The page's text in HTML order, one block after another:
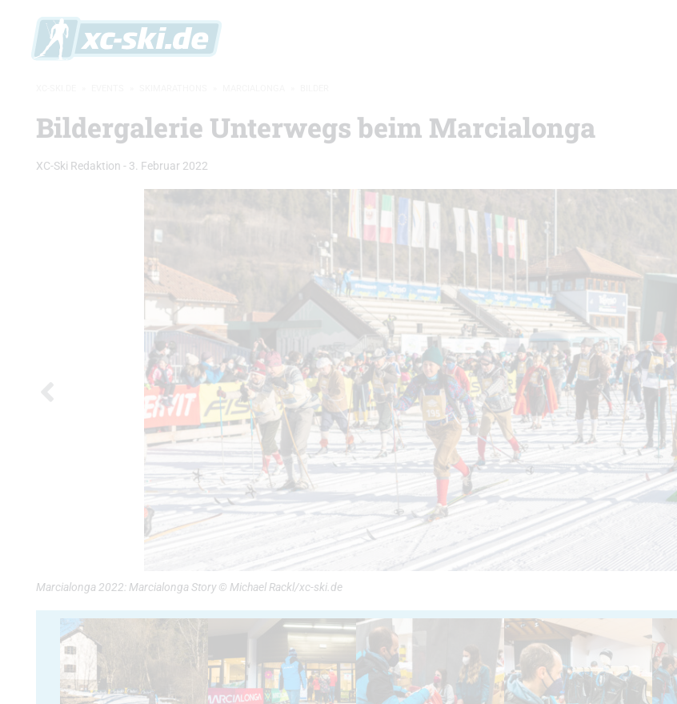
Bildergalerie Unterwegs beim Marcialonga
XC-Ski Redaktion - 3. Februar 2022
Marcialonga 2022: Marcialonga Story © Michael Rackl/xc-ski.de